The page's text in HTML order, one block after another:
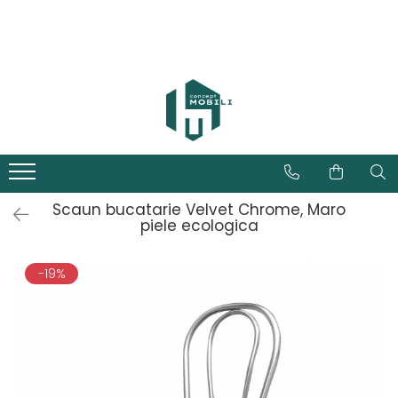
Scaun bucatarie Velvet Chrome, Maro
piele ecologica
-19%